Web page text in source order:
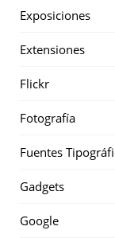
Exposiciones
Extensiones
Flickr
Fotografía
Fuentes
Gadgets
Google